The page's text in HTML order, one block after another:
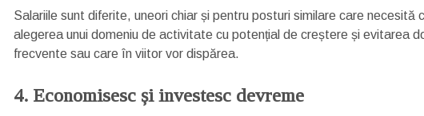
Salariile sunt diferite, uneori chiar și pentru posturi similare care
alegerea unui domeniu de activitate cu potențial de creștere și evitarea
frecvente sau care în viitor vor dispărea.
4. Economisesc și investesc devreme